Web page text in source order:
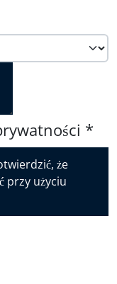
*
że
przy użyciu